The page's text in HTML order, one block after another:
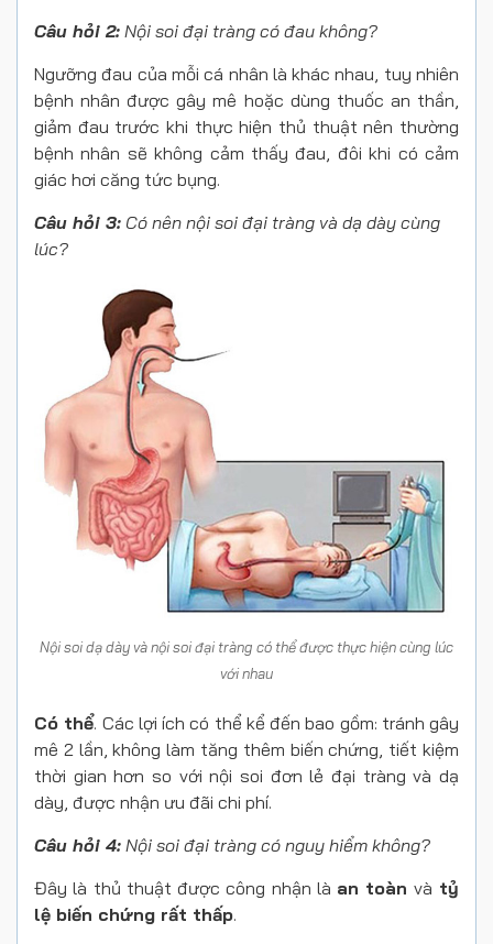
Câu hỏi 2: Nội soi đại tràng có đau không?
Ngưỡng đau của mỗi cá nhân là khác nhau, tuy nhiên
bệnh nhân được gây mê hoặc dùng thuốc an thần,
giảm đau trước khi thực hiện thủ thuật nên thường
bệnh nhân sẽ không cảm thấy đau, đôi khi có cảm
giác hơi căng tức bụng.
Câu hỏi 3: Có nên nội soi đại tràng và dạ dày cùng
lúc?
Nội soi dạ dày và nội soi đại tràng có thể được thực hiện cùng lúc
với nhau
Có thể. Các lợi ích có thể kể đến bao gồm: tránh gây
mê 2 lần, không làm tăng thêm biến chứng, tiết kiệm
thời gian hơn so với nội soi đơn lẻ đại tràng và dạ
dày, được nhận ưu đãi chi phí.
Câu hỏi 4: Nội soi đại tràng có nguy hiểm không?
Đây là thủ thuật được công nhận là an toàn và tỷ
lệ biến chứng rất thấp.